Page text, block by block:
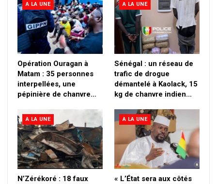
A LA UNE
Opération Ouragan à
Matam : 35 personnes
interpellées, une
pépinière de chanvre…
A LA UNE
Sénégal : un réseau de
trafic de drogue
démantelé à Kaolack, 15
kg de chanvre indien…
A LA UNE
N’Zérékoré : 18 faux
A LA UNE
« L’État sera aux côtés